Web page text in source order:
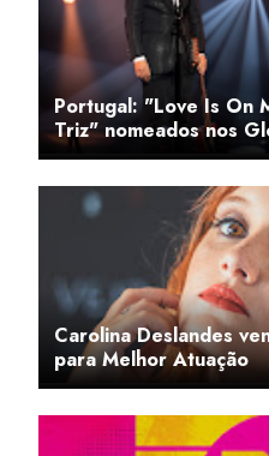
Portugal: "Love Is On
Triz" nomeados nos
Carolina Deslandes
para Melhor Atuação